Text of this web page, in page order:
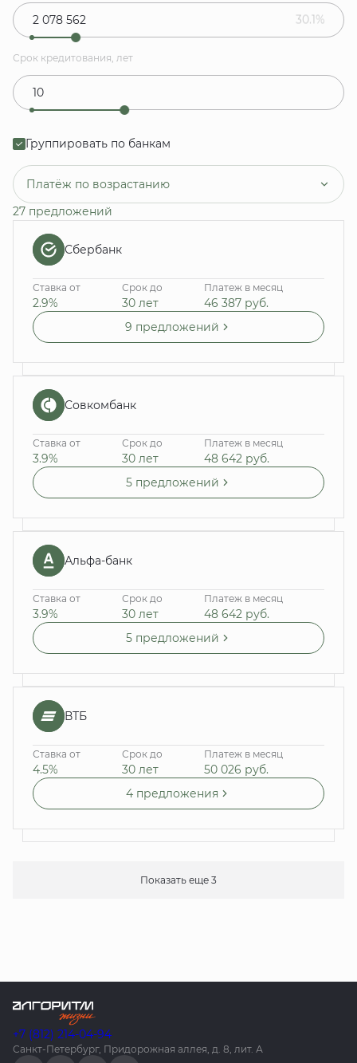
30.1%
Срок кредитования, лет
Группировать по банкам
Платёж по возрастанию
27 предложений
Сбербанк
Ставка от
2.9%
Срок до
30 лет
Платеж в месяц
46 387 руб.
9 предложений
Совкомбанк
Ставка от
3.9%
Срок до
30 лет
Платеж в месяц
48 642 руб.
5 предложений
Альфа-банк
Ставка от
3.9%
Срок до
30 лет
Платеж в месяц
48 642 руб.
5 предложений
ВТБ
Ставка от
4.5%
Срок до
30 лет
Платеж в месяц
50 026 руб.
4 предложения
Показать еще 3
+7 (812) 214-04-94
Санкт-Петербург, Придорожная аллея, д. 8, лит. А